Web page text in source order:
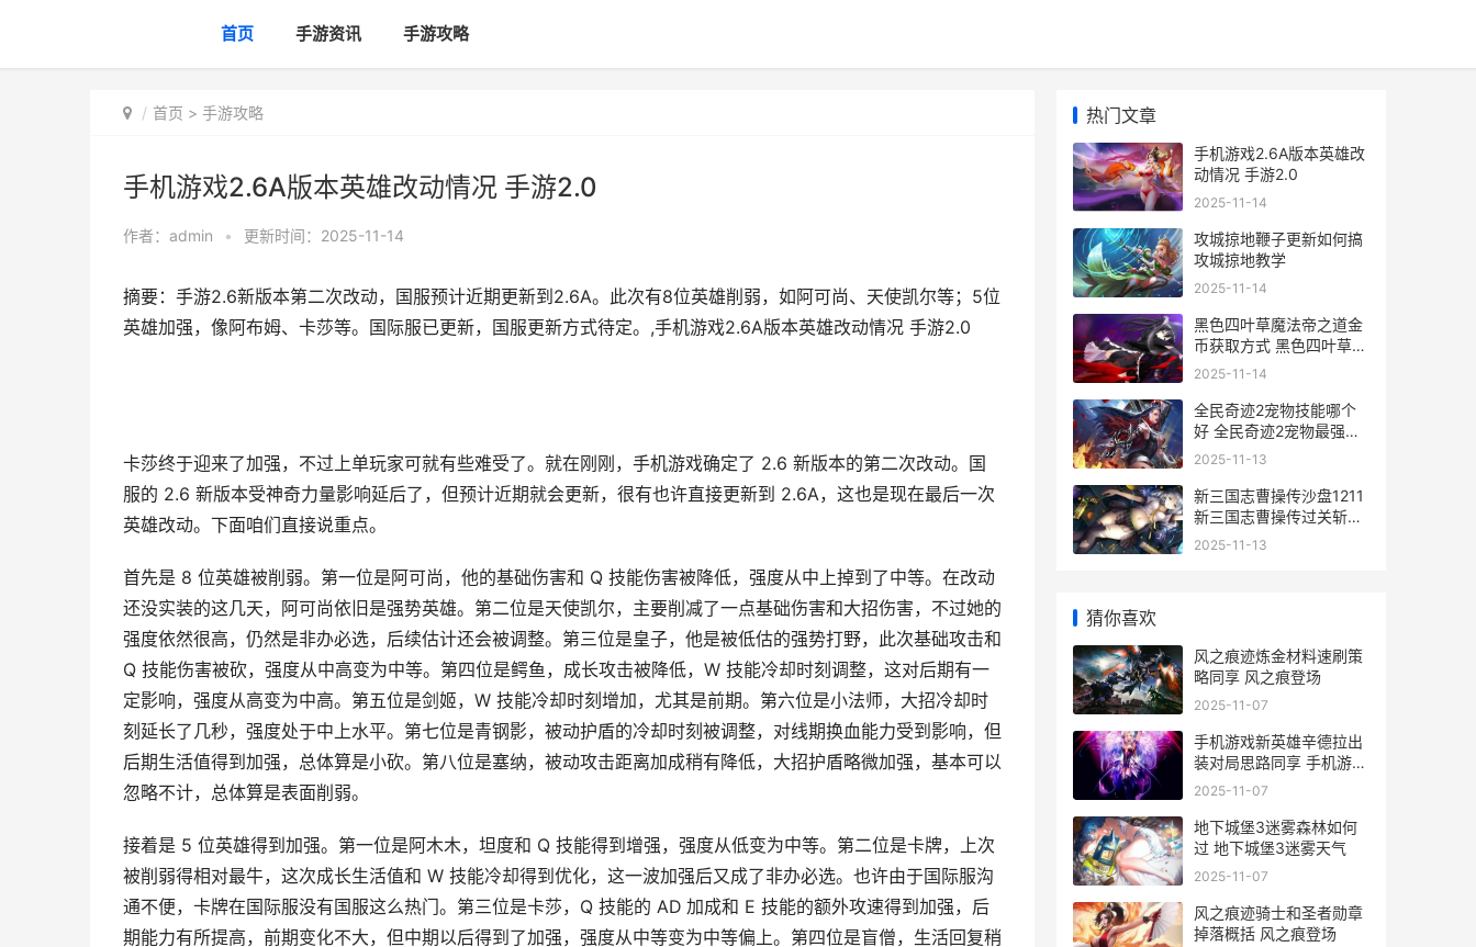
首页 手游资讯 手游攻略
首页 > 手游攻略
手机游戏2.6A版本英雄改动情况 手游2.0
作者： admin • 更新时间：2025-11-14
摘要：手游2.6新版本第二次改动，国服预计近期更新到2.6A。此次有8位英雄削弱，如阿可尚、天使凯尔等；5位
英雄加强，像阿布姆、卡莎等。国际服已更新，国服更新方式待定。,手机游戏2.6A版本英雄改动情况 手游2.0
卡莎终于迎来了加强，不过上单玩家可就有些难受了。就在刚刚，手机游戏确定了 2.6 新版本的第二次改动。国
服的 2.6 新版本受神奇力量影响延后了，但预计近期就会更新，很有也许直接更新到 2.6A，这也是现在最后一次
英雄改动。下面咱们直接说重点。
首先是 8 位英雄被削弱。第一位是阿可尚，他的基础伤害和 Q 技能伤害被降低，强度从中上掉到了中等。在改动
还没实装的这几天，阿可尚依旧是强势英雄。第二位是天使凯尔，主要削减了一点基础伤害和大招伤害，不过她的
强度依然很高，仍然是非办必选，后续估计还会被调整。第三位是皇子，他是被低估的强势打野，此次基础攻击和
Q 技能伤害被砍，强度从中高变为中等。第四位是鳄鱼，成长攻击被降低，W 技能冷却时刻调整，这对后期有一
定影响，强度从高变为中高。第五位是剑姬，W 技能冷却时刻增加，尤其是前期。第六位是小法师，大招冷却时
刻延长了几秒，强度处于中上水平。第七位是青钢影，被动护盾的冷却时刻被调整，对线期换血能力受到影响，但
后期生活值得到加强，总体算是小砍。第八位是塞纳，被动攻击距离加成稍有降低，大招护盾略微加强，基本可以
忽略不计，总体算是表面削弱。
接着是 5 位英雄得到加强。第一位是阿木木，坦度和 Q 技能得到增强，强度从低变为中等。第二位是卡牌，上次
被削弱得相对最牛，这次成长生活值和 W 技能冷却得到优化，这一波加强后又成了非办必选。也许由于国际服沟
通不便，卡牌在国际服没有国服这么热门。第三位是卡莎，Q 技能的 AD 加成和 E 技能的额外攻速得到加强，后
期能力有所提高，前期变化不大，但中期以后得到了加强，强度从中等变为中等偏上。第四位是盲僧，生活回复稍
热门文章
手机游戏2.6A版本英雄改
动情况 手游2.0
2025-11-14
攻城掠地鞭子更新如何搞
攻城掠地教学
2025-11-14
黑色四叶草魔法帝之道金
币获取方式 黑色四叶草魔
法帝之道节奏榜
2025-11-14
全民奇迹2宠物技能哪个
好 全民奇迹2宠物最强组
合
2025-11-13
新三国志曹操传沙盘1211
新三国志曹操传过关斩将
孙权
2025-11-13
猜你喜欢
风之痕迹炼金材料速刷策
略同享 风之痕登场
2025-11-07
手机游戏新英雄辛德拉出
装对局思路同享 手机游戏
英雄无敌
2025-11-07
地下城堡3迷雾森林如何
过 地下城堡3迷雾天气
2025-11-07
风之痕迹骑士和圣者勋章
掉落概括 风之痕登场